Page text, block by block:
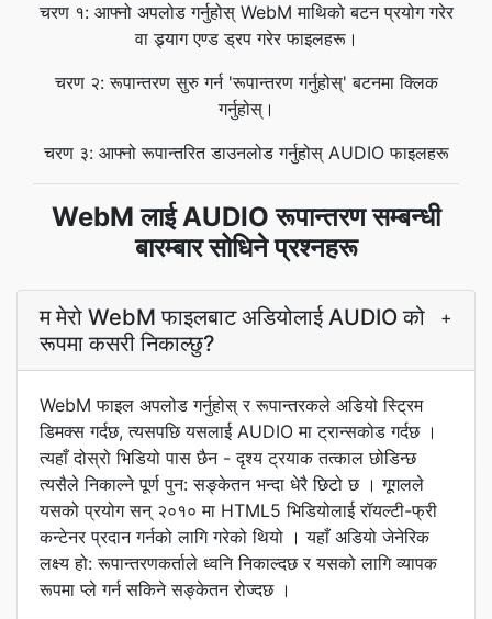
चरण १: आफ्नो अपलोड गर्नुहोस् WebM माथिको बटन प्रयोग गरेर
वा ड्र्याग एण्ड ड्रप गरेर फाइलहरू।
चरण २: रूपान्तरण सुरु गर्न 'रूपान्तरण गर्नुहोस्' बटनमा क्लिक
गर्नुहोस्।
चरण ३: आफ्नो रूपान्तरित डाउनलोड गर्नुहोस् AUDIO फाइलहरू
WebM लाई AUDIO रूपान्तरण सम्बन्धी
बारम्बार सोधिने प्रश्नहरू
म मेरो WebM फाइलबाट अडियोलाई AUDIO को
रूपमा कसरी निकाल्छु?
+
WebM फाइल अपलोड गर्नुहोस् र रूपान्तरकले अडियो स्ट्रिम
डिमक्स गर्दछ, त्यसपछि यसलाई AUDIO मा ट्रान्सकोड गर्दछ ।
त्यहाँ दोस्रो भिडियो पास छैन - दृश्य ट्रयाक तत्काल छोडिन्छ
त्यसैले निकाल्ने पूर्ण पुन: सङ्केतन भन्दा धेरै छिटो छ । गूगलले
यसको प्रयोग सन् २०१० मा HTML5 भिडियोलाई रॉयल्टी-फ्री
कन्टेनर प्रदान गर्नको लागि गरेको थियो । यहाँ अडियो जेनेरिक
लक्ष्य हो: रूपान्तरणकर्ताले ध्वनि निकाल्दछ र यसको लागि व्यापक
रूपमा प्ले गर्न सकिने सङ्केतन रोज्दछ ।